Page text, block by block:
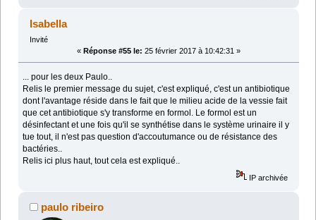
Isabella
Invité
« Réponse #55 le: 25 février 2017 à 10:42:31 »
... pour les deux Paulo..
Relis le premier message du sujet, c'est expliqué, c'est un antibiotique
dont l'avantage réside dans le fait que le milieu acide de la vessie fait
que cet antibiotique s'y transforme en formol. Le formol est un
désinfectant et une fois qu'il se synthétise dans le système urinaire il y
tue tout, il n'est pas question d'accoutumance ou de résistance des
bactéries..
Relis ici plus haut, tout cela est expliqué..
IP archivée
paulo ribeiro